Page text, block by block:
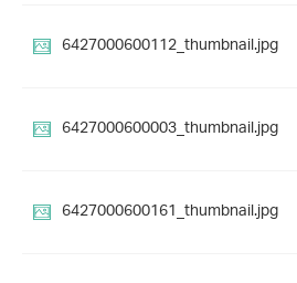
6427000600112_thumbnail.jpg
6427000600003_thumbnail.jpg
6427000600161_thumbnail.jpg